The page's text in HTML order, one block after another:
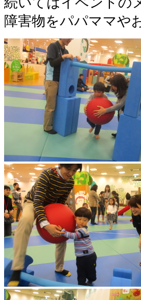
障害物をパパママや